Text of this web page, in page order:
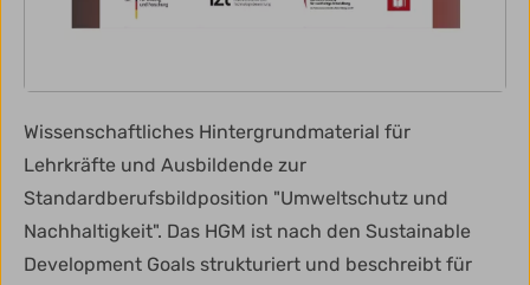
Wissenschaftliches Hintergrundmaterial für
Lehrkräfte und Ausbildende zur
Standardberufsbildposition "Umweltschutz und
Nachhaltigkeit". Das HGM ist nach den Sustainable
Development Goals strukturiert und beschreibt für